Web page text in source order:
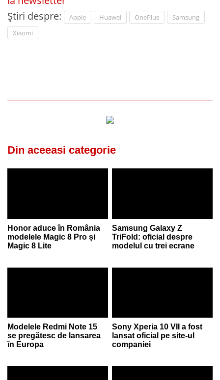
Știri despre:
Apple Huawei OnePlus
Samsung
Xiaomi
Din aceeasi categorie
Honor aduce în România
modelele Magic 8 Pro și
Magic 8 Lite
Samsung Galaxy Z
TriFold: oficial despre
modelul cu trei ecrane
Modelele Redmi Note 15
se pregătesc de lansarea
în Europa
Sony Xperia 10 VII a fost
lansat oficial pe site-ul
companiei